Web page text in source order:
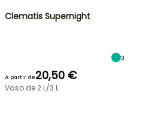
Clematis Supernight
3
A partir de20,50 €
Vaso de 2 L/3 L